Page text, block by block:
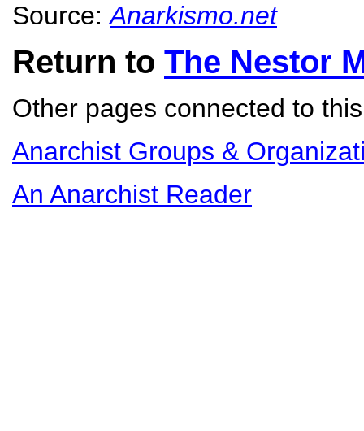
Source:Anarkismo.net
Return to The Nestor
Other pages connected to
Anarchist Groups &
An Anarchist Reader